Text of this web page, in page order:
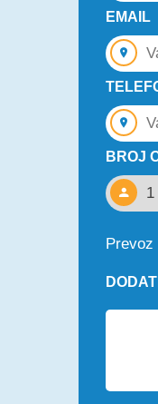
EMAIL
BROJ
Prevoz